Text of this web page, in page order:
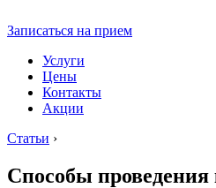
Записаться на прием
Услуги
Цены
Контакты
Акции
Статьи ›
Способы